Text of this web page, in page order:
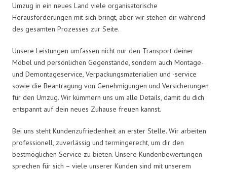
Umzug in ein neues Land viele organisatorische
Herausforderungen mit sich bringt, aber wir stehen dir während
des gesamten Prozesses zur Seite.
Unsere Leistungen umfassen nicht nur den Transport deiner
Möbel und persönlichen Gegenstände, sondern auch Montage-
und Demontageservice, Verpackungsmaterialien und -service
sowie die Beantragung von Genehmigungen und Versicherungen
für den Umzug. Wir kümmern uns um alle Details, damit du dich
entspannt auf dein neues Zuhause freuen kannst.
Bei uns steht Kundenzufriedenheit an erster Stelle. Wir arbeiten
professionell, zuverlässig und termingerecht, um dir den
bestmöglichen Service zu bieten. Unsere Kundenbewertungen
sprechen für sich – viele unserer Kunden sind mit unserem